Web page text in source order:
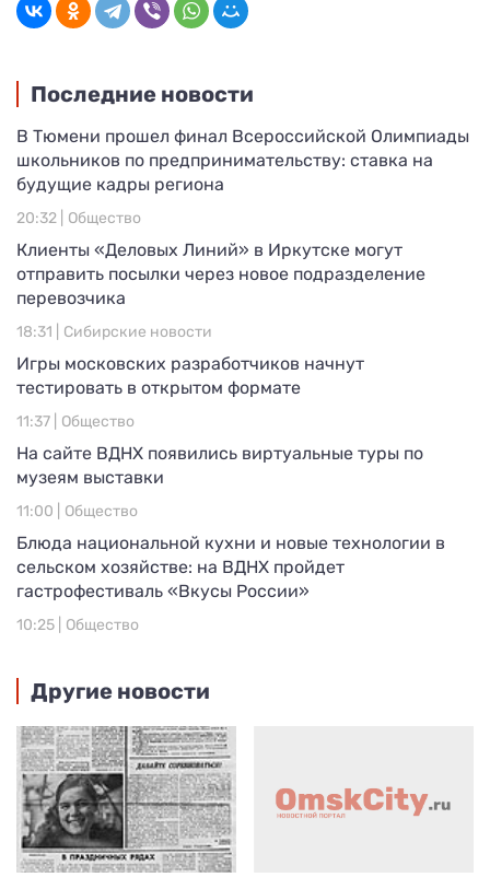
Последние новости
В Тюмени прошел финал Всероссийской Олимпиады
школьников по предпринимательству: ставка на
будущие кадры региона
20:32 | Общество
Клиенты «Деловых Линий» в Иркутске могут
отправить посылки через новое подразделение
перевозчика
18:31 | Сибирские новости
Игры московских разработчиков начнут
тестировать в открытом формате
11:37 | Общество
На сайте ВДНХ появились виртуальные туры по
музеям выставки
11:00 | Общество
Блюда национальной кухни и новые технологии в
сельском хозяйстве: на ВДНХ пройдет
гастрофестиваль «Вкусы России»
10:25 | Общество
Другие новости